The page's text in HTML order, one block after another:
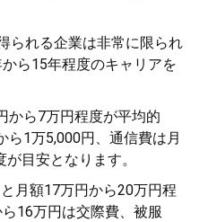
られる企業は非常に限られ
ら15年程度のキャリアを
から7万円程度が平均的
ら1万5,000円、通信費は月
目安となります。
月額17万円から20万円程
16万円は交際費、被服